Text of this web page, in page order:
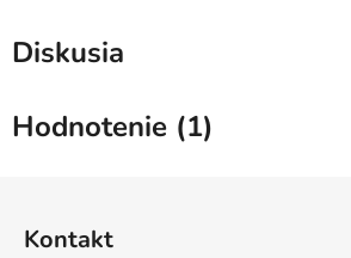
Diskusia
Hodnotenie (1)
Kontakt